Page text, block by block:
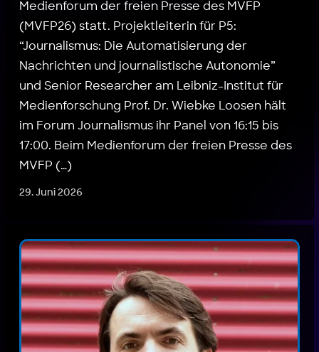
Medienforum der freien Presse des MVFP
(MVFP26) statt. Projektleiterin für P5:
“Journalismus: Die Automatisierung der
Nachrichten und journalistische Autonomie”
und Senior Researcher am Leibniz-Institut für
Medienforschung Prof. Dr. Wiebke Loosen hält
im Forum Journalismus ihr Panel von 16:15 bis
17:00. Beim Medienforum der freien Presse des
MVFP (…)
29. Juni 2026